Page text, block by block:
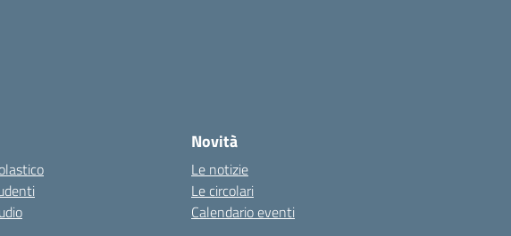
Novità
Le notizie
Le circolari
Calendario eventi